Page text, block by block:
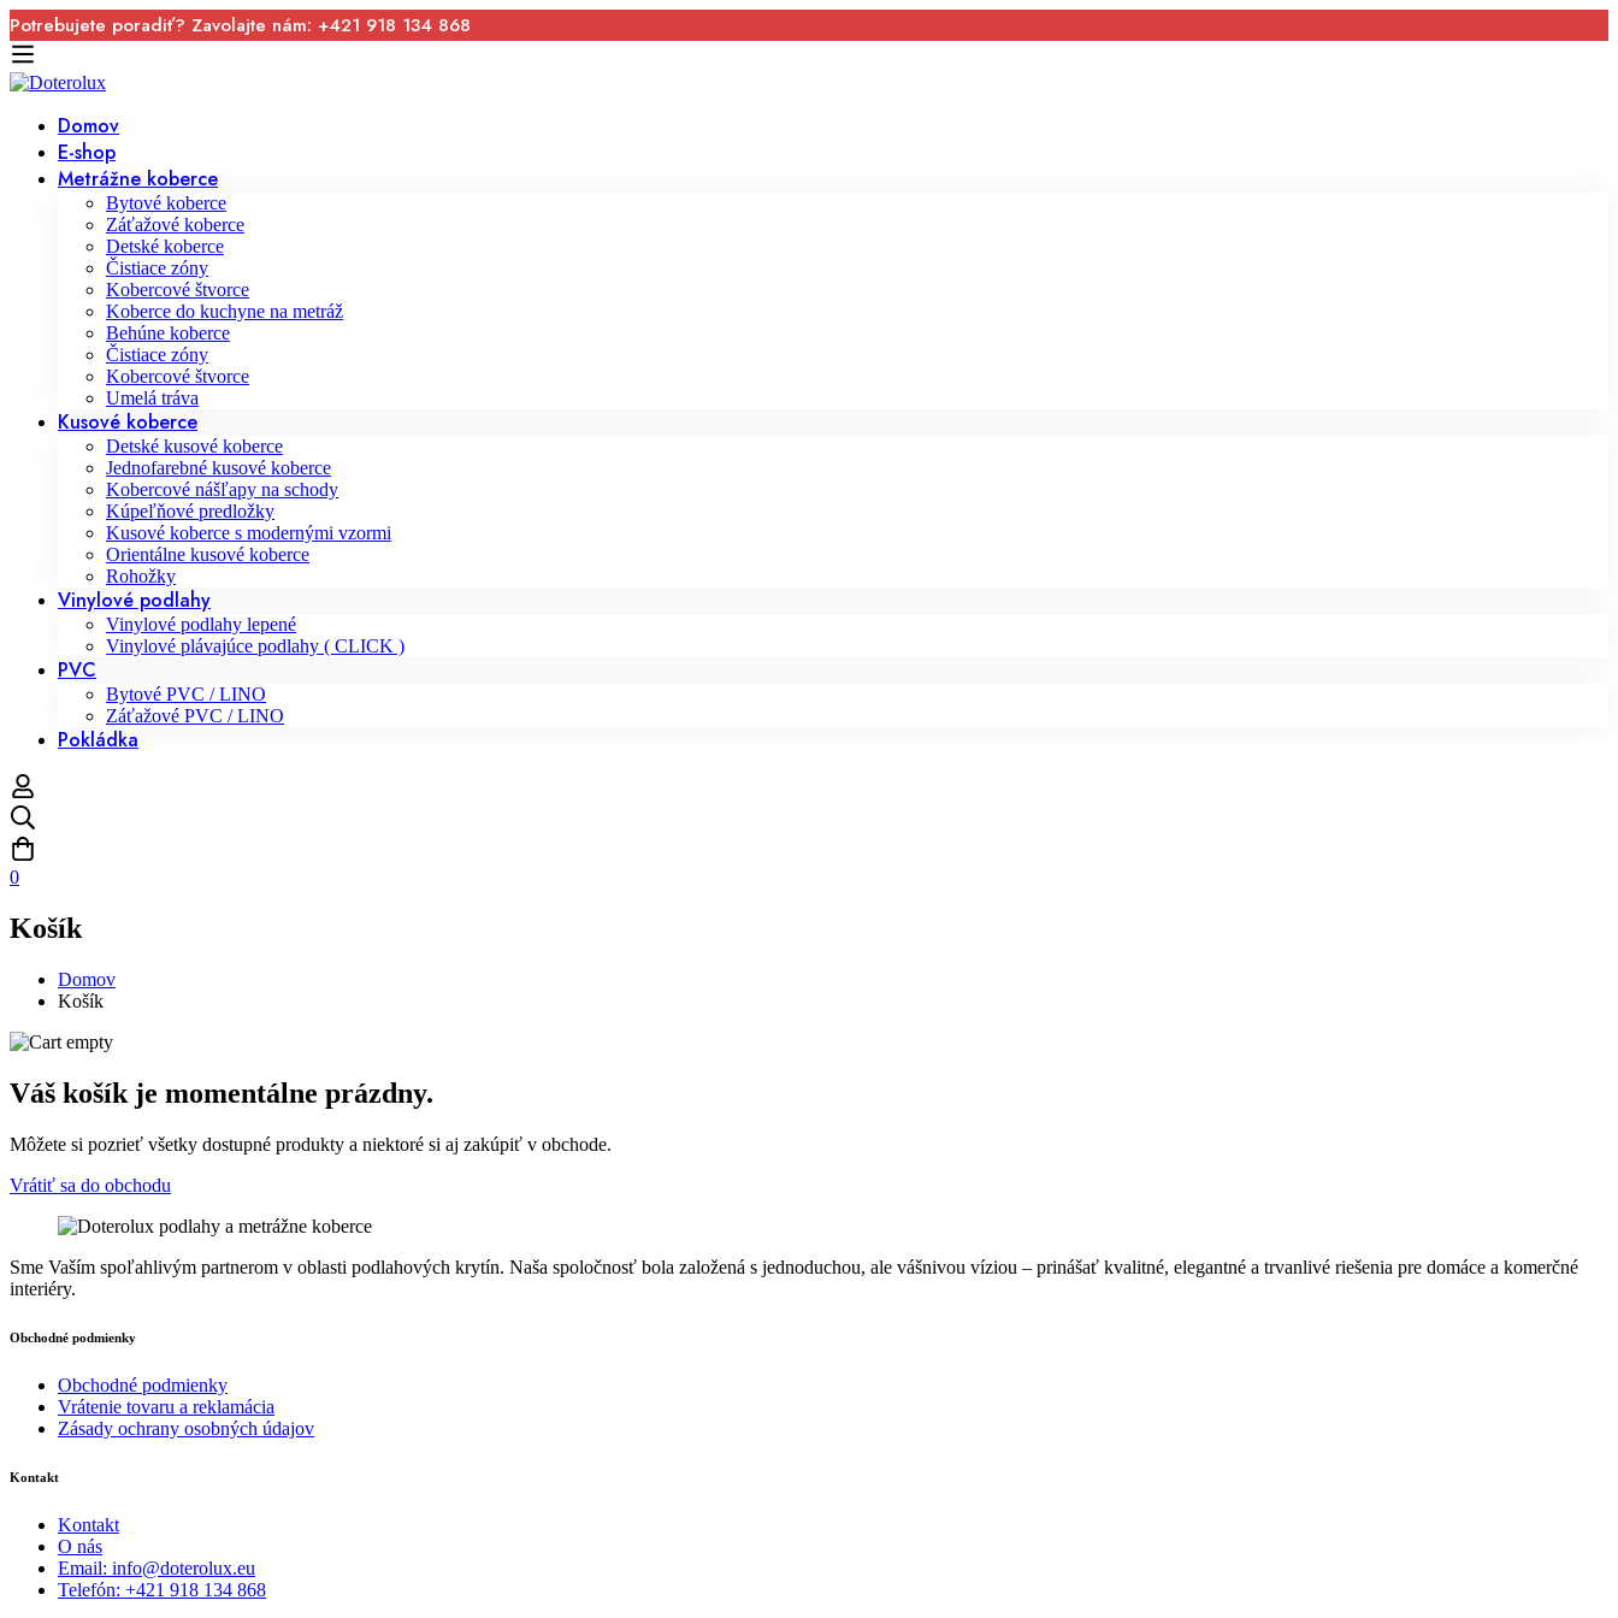
Potrebujete poradiť? Zavolajte nám: +421 918 134 868
Domov
E-shop
Metrážne koberce
Bytové koberce
Záťažové koberce
Detské koberce
Čistiace zóny
Kobercové štvorce
Koberce do kuchyne na metráž
Behúne koberce
Čistiace zóny
Kobercové štvorce
Umelá tráva
Kusové koberce
Detské kusové koberce
Jednofarebné kusové koberce
Kobercové nášľapy na schody
Kúpeľňové predložky
Kusové koberce s modernými vzormi
Orientálne kusové koberce
Rohožky
Vinylové podlahy
Vinylové podlahy lepené
Vinylové plávajúce podlahy ( CLICK )
PVC
Bytové PVC / LINO
Záťažové PVC / LINO
Pokládka
0
Košík
Domov
Košík
Váš košík je momentálne prázdny.
Môžete si pozrieť všetky dostupné produkty a niektoré si aj zakúpiť v obchode.
Vrátiť sa do obchodu
Sme Vaším spoľahlivým partnerom v oblasti podlahových krytín. Naša spoločnosť bola založená s jednoduchou, ale vášnivou víziou – prinášať kvalitné, elegantné a trvanlivé riešenia pre domáce a komerčné
interiéry.
Obchodné podmienky
Obchodné podmienky
Vrátenie tovaru a reklamácia
Zásady ochrany osobných údajov
Kontakt
Kontakt
O nás
Email: info@doterolux.eu
Telefón: +421 918 134 868